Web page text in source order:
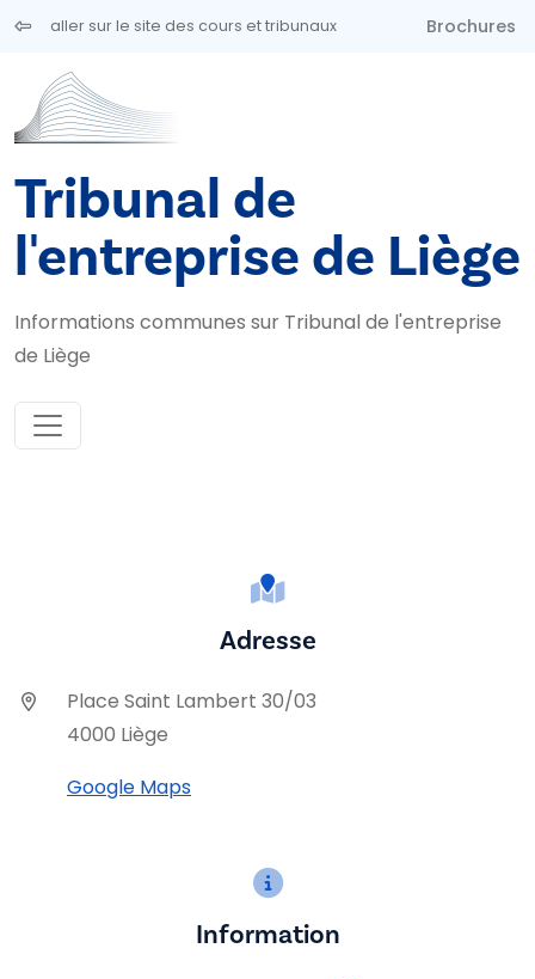
Aller au contenu principal
aller sur le site des cours et tribunaux Brochures
Tribunal de
l'entreprise de Liège
Informations communes sur Tribunal de l'entreprise
de Liège
Adresse
Place Saint Lambert 30/03
4000 Liège
Google Maps
Information